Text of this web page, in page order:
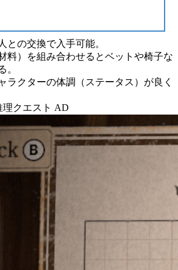
との交換で入手可能。
料）を組み合わせるとベット や椅子な
。
ラクターの体調（ステータス） が良く
理クエスト AD